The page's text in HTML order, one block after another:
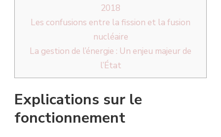
2018
Les confusions entre la fission et la fusion
nucléaire
La gestion de l’énergie : Un enjeu majeur de
l’État
Explications sur le
fonctionnement